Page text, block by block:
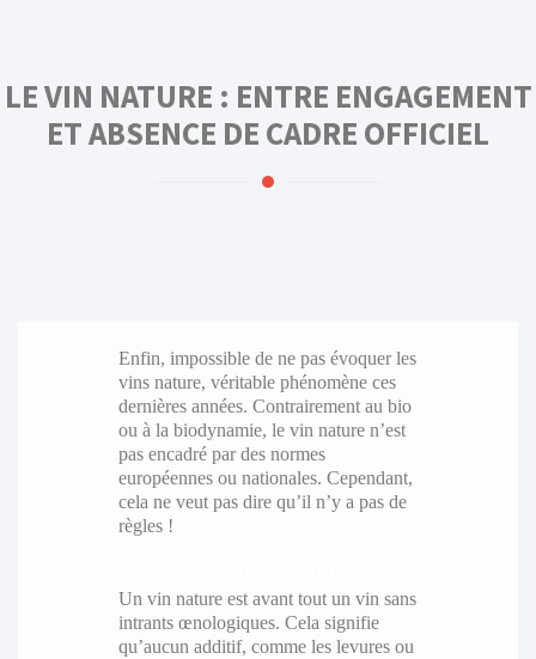
LE VIN NATURE : ENTRE ENGAGEMENT
ET ABSENCE DE CADRE OFFICIEL
Enfin, impossible de ne pas évoquer les
vins nature, véritable phénomène ces
dernières années. Contrairement au bio
ou à la biodynamie, le vin nature n’est
pas encadré par des normes
européennes ou nationales. Cependant,
cela ne veut pas dire qu’il n’y a pas de
règles !
Un vin nature est avant tout un vin sans
intrants œnologiques. Cela signifie
qu’aucun additif, comme les levures ou